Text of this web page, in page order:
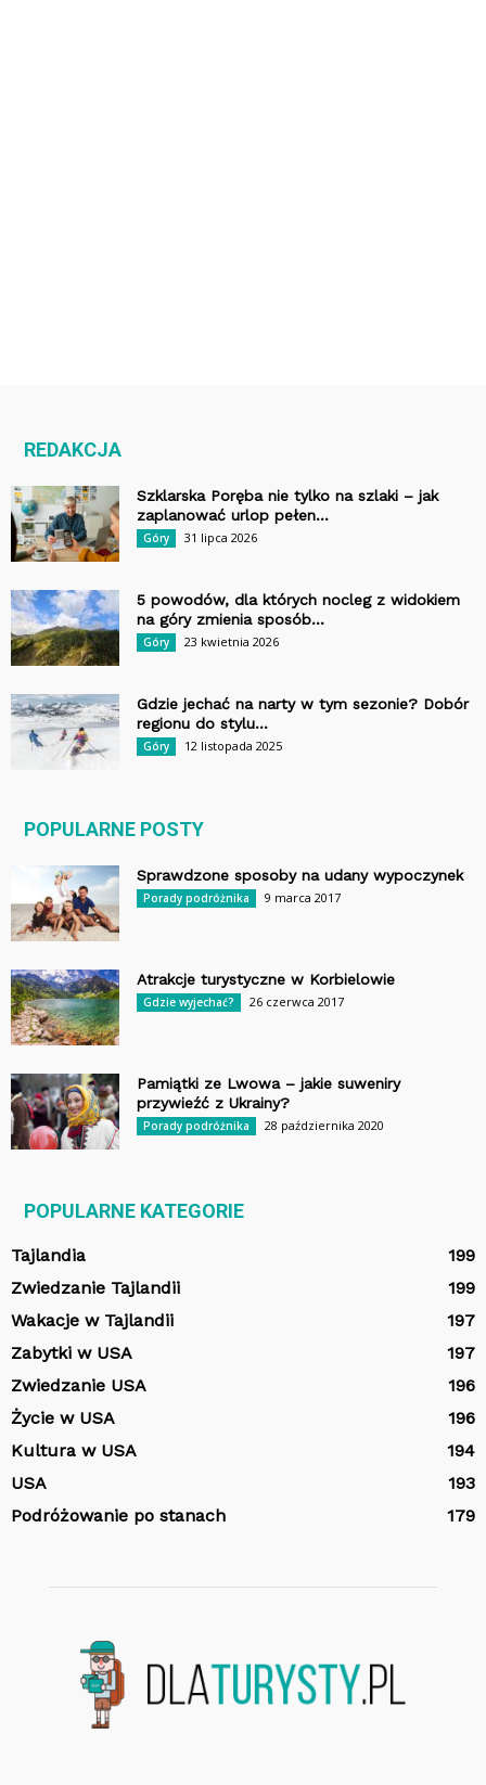
REDAKCJA
Szklarska Poręba nie tylko na szlaki – jak
zaplanować urlop pełen...
Góry 31 lipca 2026
5 powodów, dla których nocleg z widokiem
na góry zmienia sposób...
Góry 23 kwietnia 2026
Gdzie jechać na narty w tym sezonie? Dobór
regionu do stylu...
Góry 12 listopada 2025
POPULARNE POSTY
Sprawdzone sposoby na udany wypoczynek
Porady podróżnika 9 marca 2017
Atrakcje turystyczne w Korbielowie
Gdzie wyjechać? 26 czerwca 2017
Pamiątki ze Lwowa – jakie suweniry
przywieźć z Ukrainy?
Porady podróżnika 28 października 2020
POPULARNE KATEGORIE
Tajlandia
199
Zwiedzanie Tajlandii
199
Wakacje w Tajlandii
197
Zabytki w USA
197
Zwiedzanie USA
196
Życie w USA
196
Kultura w USA
194
USA
193
Podróżowanie po stanach
179